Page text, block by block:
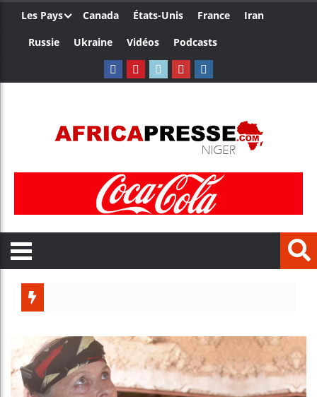
Les Pays Canada États-Unis France
Iran
Russie
Ukraine Vidéos Podcasts
Guinée